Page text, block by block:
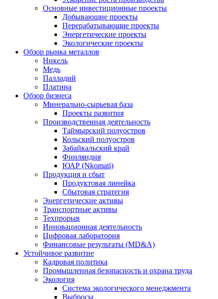
Основные инвестиционные проекты
Добывающие проекты
Перерабатывающие проекты
Энергетические проекты
Экологические проекты
Обзор рынка металлов
Никель
Медь
Палладий
Платина
Обзор бизнеса
Минерально-сырьевая база
Проекты развития
Производственная деятельность
Таймырский полуостров
Кольский полуостров
Забайкальский край
Финляндия
ЮАР (Nkomati)
Продукция и сбыт
Продуктовая линейка
Сбытовая стратегия
Энергетические активы
Транспортные активы
Техпрорыв
Инновационная деятельность
Цифровая лаборатория
Финансовые результаты (MD&A)
Устойчивое развитие
Кадровая политика
Промышленная безопасность и охрана труда
Экология
Система экологического менеджмента
Выбросы